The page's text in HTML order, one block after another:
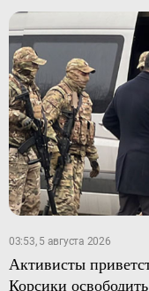
03:53, 5 августа 2026
Активисты
Корсики